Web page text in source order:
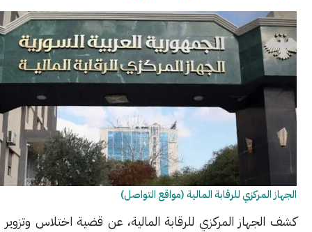
للرقابة المالية (مواقع التواصل)
المركزي للرقابة المالية، عن قضية اختلاس وتزوير بقيمة مليار